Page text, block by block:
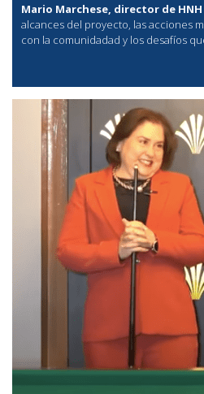
Mario Marchese, director de HNH
alcances del proyecto, las acciones
con la comunidadad y los desafíos